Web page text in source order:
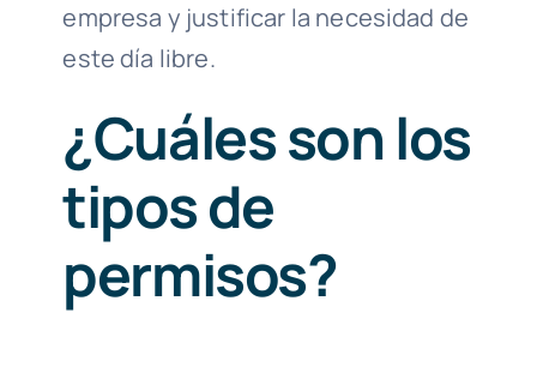
empresa y justificar la necesidad de
este día libre.
¿Cuáles son los
tipos de
permisos?